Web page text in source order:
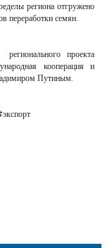
региона отгружено
переработки семян.
проекта
кооперация и
Путиным.